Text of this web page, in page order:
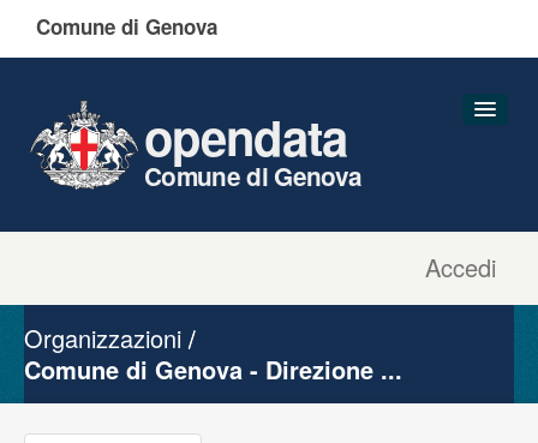
Comune di Genova
Accedi
opendata
Comune di Genova
Gruppi
Organizzazioni
Comune di Genova - Direzione ...